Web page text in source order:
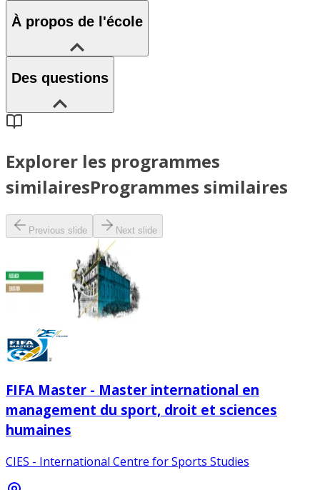
À propos de l'école
Des questions
Explorer les programmes
similairesProgrammes similaires
Previous slide Next slide
FIFA Master - Master international en
management du sport, droit et sciences
humaines
CIES - International Centre for Sports Studies